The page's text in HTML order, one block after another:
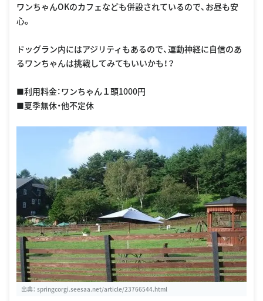
ワンちゃんOKのカフェなども併設されているので、お昼も安
心。
ドッグラン内にはアジリティもあるので、運動神経に自信のあ
るワンちゃんは挑戦してみてもいいかも！？
■利用料金：ワンちゃん１頭1000円
■夏季無休・他不定休
出典： springcorgi.seesaa.net/article/23766544.html